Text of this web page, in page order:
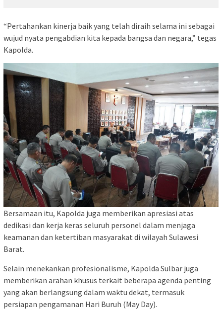
“Pertahankan kinerja baik yang telah diraih selama ini sebagai
wujud nyata pengabdian kita kepada bangsa dan negara,” tegas
Kapolda.
Bersamaan itu, Kapolda juga memberikan apresiasi atas
dedikasi dan kerja keras seluruh personel dalam menjaga
keamanan dan ketertiban masyarakat di wilayah Sulawesi
Barat.
Selain menekankan profesionalisme, Kapolda Sulbar juga
memberikan arahan khusus terkait beberapa agenda penting
yang akan berlangsung dalam waktu dekat, termasuk
persiapan pengamanan Hari Buruh (May Day).